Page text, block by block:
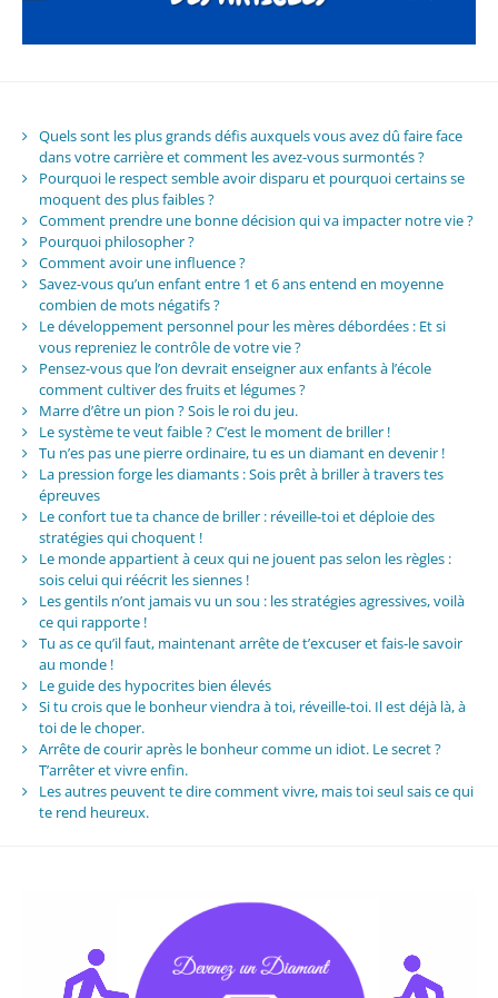
Quels sont les plus grands défis auxquels vous avez dû faire face
dans votre carrière et comment les avez-vous surmontés ?
Pourquoi le respect semble avoir disparu et pourquoi certains se
moquent des plus faibles ?
Comment prendre une bonne décision qui va impacter notre vie ?
Pourquoi philosopher ?
Comment avoir une influence ?
Savez-vous qu’un enfant entre 1 et 6 ans entend en moyenne
combien de mots négatifs ?
Le développement personnel pour les mères débordées : Et si
vous repreniez le contrôle de votre vie ?
Pensez-vous que l’on devrait enseigner aux enfants à l’école
comment cultiver des fruits et légumes ?
Marre d’être un pion ? Sois le roi du jeu.
Le système te veut faible ? C’est le moment de briller !
Tu n’es pas une pierre ordinaire, tu es un diamant en devenir !
La pression forge les diamants : Sois prêt à briller à travers tes
épreuves
Le confort tue ta chance de briller : réveille-toi et déploie des
stratégies qui choquent !
Le monde appartient à ceux qui ne jouent pas selon les règles :
sois celui qui réécrit les siennes !
Les gentils n’ont jamais vu un sou : les stratégies agressives, voilà
ce qui rapporte !
Tu as ce qu’il faut, maintenant arrête de t’excuser et fais-le savoir
au monde !
Le guide des hypocrites bien élevés
Si tu crois que le bonheur viendra à toi, réveille-toi. Il est déjà là, à
toi de le choper.
Arrête de courir après le bonheur comme un idiot. Le secret ?
T’arrêter et vivre enfin.
Les autres peuvent te dire comment vivre, mais toi seul sais ce qui
te rend heureux.